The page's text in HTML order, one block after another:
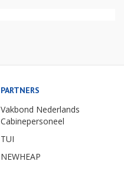
PARTNERS
Vakbond Nederlands
Cabinepersoneel
TUI
NEWHEAP